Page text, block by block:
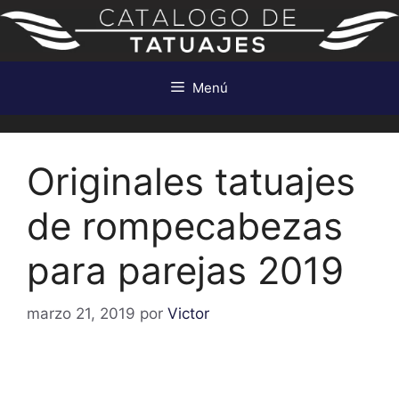
Saltar
contenido
Menú
Originales tatuajes
de rompecabezas
para parejas 2019
marzo 21, 2019 por Victor